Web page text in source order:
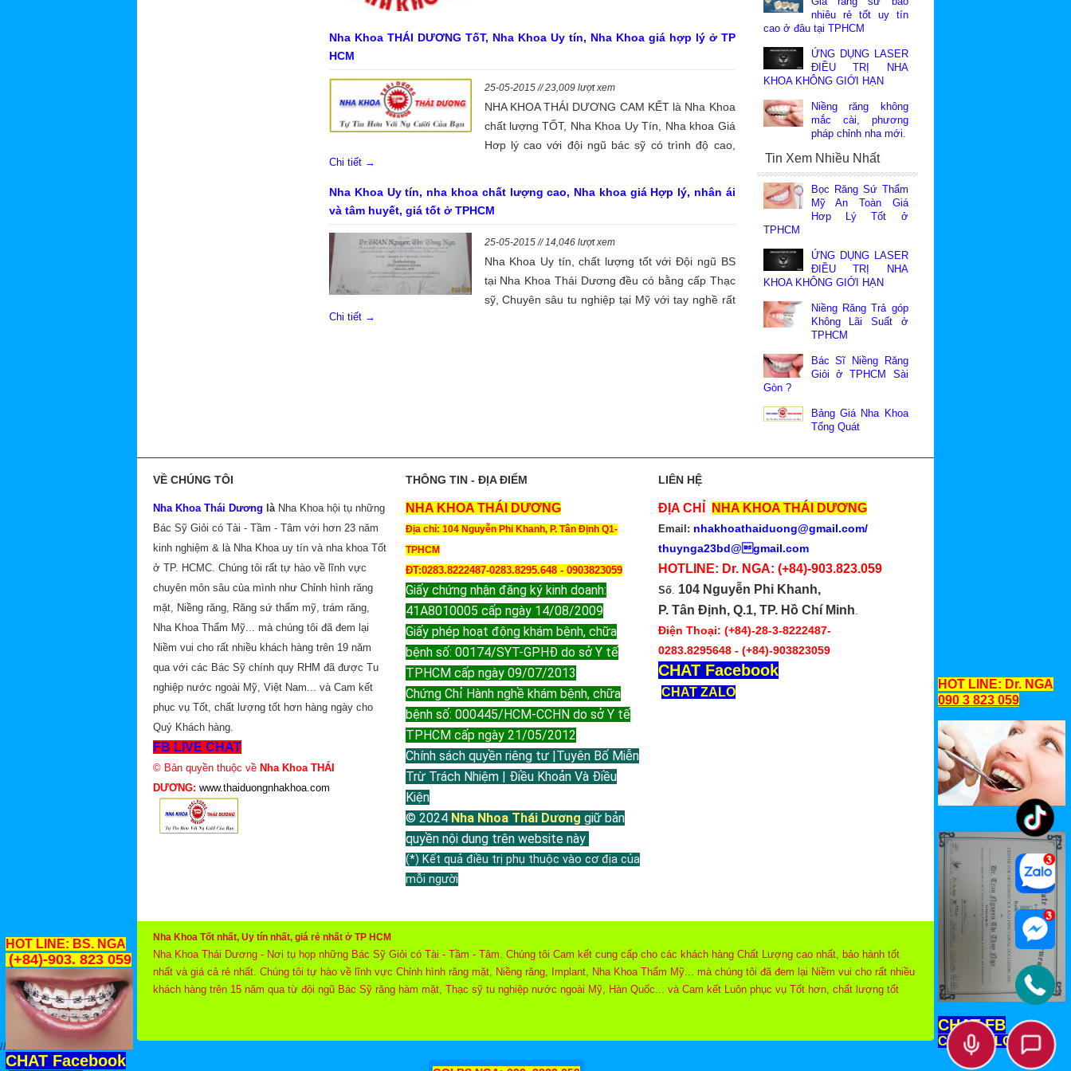
Nha Khoa Tốt nhất, Uy tín nhất, giá rẻ nhất ở TP HCM
Nha Khoa Thái Dương - Nơi tụ họp những Bác Sỹ Giỏi có Tài - Tầm - Tâm. Chúng tôi Cam kết cung cấp cho các khách hàng Chất Lượng cao nhất, bảo hành tốt
nhất và giá cả rẻ nhất. Chúng tôi tự hào về lĩnh vực Chỉnh hình răng mặt, Niềng răng, Implant, Nha Khoa Thẩm Mỹ... mà chúng tôi đã đem lại Niềm vui cho rất nhiều
khách hàng trên 15 năm qua từ đội ngũ Bác Sỹ răng hàm mặt, Thạc sỹ tu nghiệp nước ngoài Mỹ, Hàn Quốc... và Cam kết Luôn phục vụ Tốt hơn, chất lượng tốt
nụ cười đẹp & mang lại sự tự tin hơn, góp phần quan trọng tạo nên sự thành công và nâng cao chất lượng trong cuộc sống của chúng ta. - Khi quý khách có nhu
Niềng răng chỉnh nha với dịch vụ cao cấp nhưng
bà con Việt Kiều
Nha Khoa THÁI DƯƠNG TốT, Nha Khoa Uy tín, Nha Khoa giá hợp lý ở TP
HCM
25-05-2015 // 23,009 lượt xem
NHA KHOA THÁI DƯƠNG CAM KẾT là Nha Khoa
chất lượng TỐT, Nha Khoa Uy Tín, Nha khoa Giá
Hơp lý cao với đội ngũ bác sỹ có trình độ cao,
Chi tiết →
Nha Khoa Uy tín, nha khoa chất lượng cao, Nha khoa giá Hợp lý, nhân ái
và tâm huyết, giá tốt ở TPHCM
25-05-2015 // 14,046 lượt xem
Nha Khoa Uy tín, chất lượng tốt với Đội ngũ BS
tại Nha Khoa Thái Dương đều có bằng cấp Thạc
sỹ, Chuyên sâu tu nghiệp tại Mỹ với tay nghề rất
Chi tiết →
nhiêu rẻ tốt uy tín
cao ở đâu tại TPHCM
ỨNG DỤNG LASER
ĐIỀU TRỊ NHA
KHOA KHÔNG GIỚI HẠN
Niềng răng không
mắc cài, phương
pháp chỉnh nha mới.
Tin Xem Nhiều Nhất
Bọc Răng Sứ Thẩm
Mỹ An Toàn Giá
Hơp Lý Tốt ở
TPHCM
ỨNG DỤNG LASER
ĐIỀU TRỊ NHA
KHOA KHÔNG GIỚI HẠN
Niềng Răng Trả góp
Không Lãi Suất ở
TPHCM
Bác Sĩ Niềng Răng
Giỏi ở TPHCM Sài
Gòn ?
Bảng Giá Nha Khoa
Tổng Quát
VỀ CHÚNG TÔI
Nha Khoa Thái Dương là Nha Khoa hội tụ những
Bác Sỹ Giỏi có Tài - Tầm - Tâm với hơn 23 năm
kinh nghiệm & là Nha Khoa uy tín và nha khoa Tốt
ở TP. HCMC. Chúng tôi rất tự hào về lĩnh vực
chuyên môn sâu của mình như Chỉnh hình răng
mặt, Niềng răng, Răng sứ thẩm mỹ, trám răng,
Nha Khoa Thẩm Mỹ... mà chúng tôi đã đem lại
Niềm vui cho rất nhiều khách hàng trên 19 năm
qua với các Bác Sỹ chính quy RHM đã được Tu
nghiệp nước ngoài Mỹ, Việt Nam... và Cam kết
phục vụ Tốt, chất lượng tốt hơn hàng ngày cho
Quý Khách hàng.
FB LIVE CHAT
© Bản quyền thuộc về Nha Khoa THÁI
DƯƠNG: www.thaiduongnhakhoa.com
THÔNG TIN - ĐỊA ĐIỂM
NHA KHOA THÁI DƯƠNG
Địa chỉ: 104 Nguyễn Phi Khanh, P. Tân Định Q1-
TPHCM
ĐT:0283.8222487-0283.8295.648 - 0903823059
Giấy chứng nhận đăng ký kinh doanh:
41A8010005 cấp ngày 14/08/2009
Giấy phép hoạt động khám bệnh, chữa
bệnh số: 00174/SYT-GPHĐ do sở Y tế
TPHCM cấp ngày 09/07/2013
Chứng Chỉ Hành nghề khám bệnh, chữa
bệnh số: 000445/HCM-CCHN do sở Y tế
TPHCM cấp ngày 21/05/2012
Chính sách quyền riêng tư |Tuyên Bố Miễn
Trừ Trách Nhiệm | Điều Khoản Và Điều
Kiện
© 2024 Nha Nhoa Thái Dương giữ bản
quyền nội dung trên website này
(*) Kết quả điều trị phụ thuộc vào cơ địa của
mỗi người
LIÊN HỆ
ĐỊA CHỈ NHA KHOA THÁI DƯƠNG
Email: nhakhoathaiduong@gmail.com/
thuynga23bd@gmail.com
HOTLINE: Dr. NGA: (+84)-903.823.059
Số. 104 Nguyễn Phi Khanh,
P. Tân Định, Q.1, TP. Hồ Chí Minh.
Điện Thoại: (+84)-28-3-8222487-
0283.8295648 - (+84)-903823059
CHAT Facebook
CHAT ZALO
HOT LINE: BS. NGA
(+84)-903. 823 059
CHAT Facebook
HOT LINE: Dr. NGA
090 3 823 059
CHAT FB
CHAT ZALO
////